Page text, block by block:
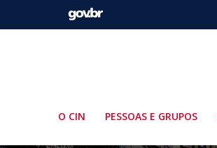
O CIN PESSOAS E GRUPOS